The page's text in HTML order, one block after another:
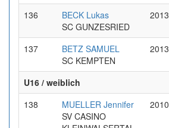
136
BECK Lukas
SC GUNZESRIED
2013
137
BETZ SAMUEL
SC KEMPTEN
2013
U16 / weiblich
138
MUELLER Jennifer
SV CASINO
2010